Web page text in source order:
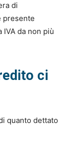
di
presente
IVA da non più
ci
quanto dettato